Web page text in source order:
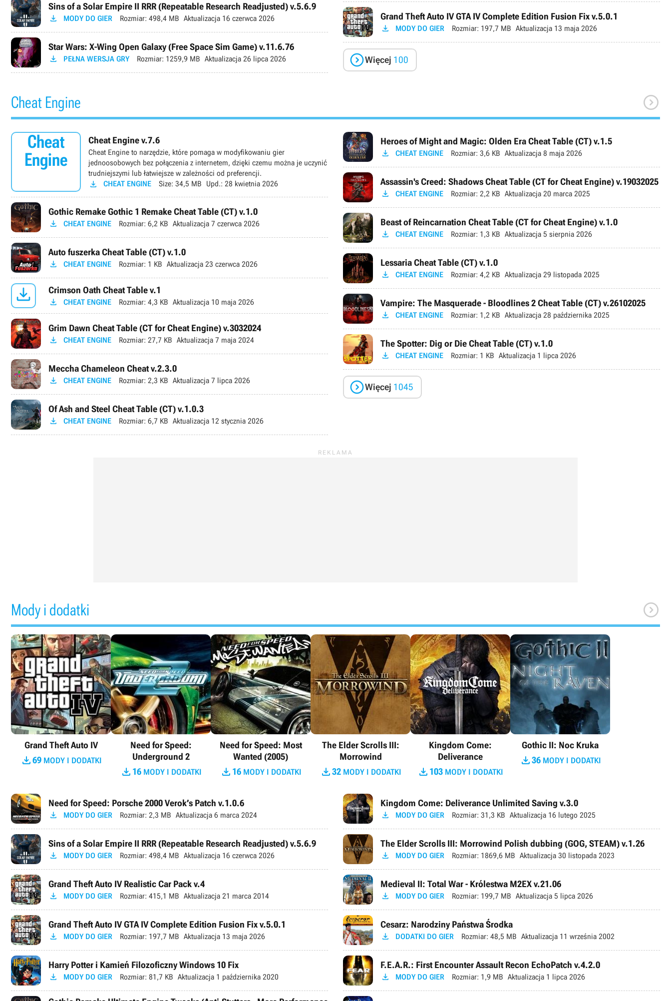
Sins of a Solar Empire II RRR (Repeatable Research Readjusted) v.5.6.9
 MODY DO GIER Rozmiar: 498,4 MB Aktualizacja 16 czerwca 2026
Star Wars: X-Wing Open Galaxy (Free Space Sim Game) v.11.6.76
 PEŁNA WERSJA GRY Rozmiar: 1259,9 MB Aktualizacja 26 lipca 2026
Grand Theft Auto IV GTA IV Complete Edition Fusion Fix v.5.0.1
 MODY DO GIER Rozmiar: 197,7 MB Aktualizacja 13 maja 2026
Więcej 100
Cheat Engine 
Cheat
Engine
Cheat Engine v.7.6
Cheat Engine to narzędzie, które pomaga w modyfikowaniu gier
jednoosobowych bez połączenia z internetem, dzięki czemu można je uczynić
trudniejszymi lub łatwiejsze w zależności od preferencji.
 CHEAT ENGINE Size: 34,5 MB Upd.: 28 kwietnia 2026
Gothic Remake Gothic 1 Remake Cheat Table (CT) v.1.0
 CHEAT ENGINE Rozmiar: 6,2 KB Aktualizacja 7 czerwca 2026
Auto fuszerka Cheat Table (CT) v.1.0
 CHEAT ENGINE Rozmiar: 1 KB Aktualizacja 23 czerwca 2026
 Crimson Oath Cheat Table v.1
 CHEAT ENGINE Rozmiar: 4,3 KB Aktualizacja 10 maja 2026
Grim Dawn Cheat Table (CT for Cheat Engine) v.3032024
 CHEAT ENGINE Rozmiar: 27,7 KB Aktualizacja 7 maja 2024
Meccha Chameleon Cheat v.2.3.0
 CHEAT ENGINE Rozmiar: 2,3 KB Aktualizacja 7 lipca 2026
Of Ash and Steel Cheat Table (CT) v.1.0.3
 CHEAT ENGINE Rozmiar: 6,7 KB Aktualizacja 12 stycznia 2026
Heroes of Might and Magic: Olden Era Cheat Table (CT) v.1.5
 CHEAT ENGINE Rozmiar: 3,6 KB Aktualizacja 8 maja 2026
Assassin's Creed: Shadows Cheat Table (CT for Cheat Engine) v.19032025
 CHEAT ENGINE Rozmiar: 2,2 KB Aktualizacja 20 marca 2025
Beast of Reincarnation Cheat Table (CT for Cheat Engine) v.1.0
 CHEAT ENGINE Rozmiar: 1,3 KB Aktualizacja 5 sierpnia 2026
Lessaria Cheat Table (CT) v.1.0
 CHEAT ENGINE Rozmiar: 4,2 KB Aktualizacja 29 listopada 2025
Vampire: The Masquerade - Bloodlines 2 Cheat Table (CT) v.26102025
 CHEAT ENGINE Rozmiar: 1,2 KB Aktualizacja 28 października 2025
The Spotter: Dig or Die Cheat Table (CT) v.1.0
 CHEAT ENGINE Rozmiar: 1 KB Aktualizacja 1 lipca 2026
Więcej 1045
Mody i dodatki 
Grand Theft Auto IV
69MODY I DODATKI
Need for Speed:
Underground 2
 16MODY I DODATKI
Need for Speed: Most
Wanted (2005)
 16MODY I DODATKI
The Elder Scrolls III:
Morrowind
32MODY I DODATKI
Kingdom Come:
Deliverance
 103 MODY I DODATKI
Gothic II: Noc Kruka
36MODY I DODATKI
Need for Speed: Porsche 2000 Verok’s Patch v.1.0.6
 MODY DO GIER Rozmiar: 2,3 MB Aktualizacja 6 marca 2024
Sins of a Solar Empire II RRR (Repeatable Research Readjusted) v.5.6.9
 MODY DO GIER Rozmiar: 498,4 MB Aktualizacja 16 czerwca 2026
Grand Theft Auto IV Realistic Car Pack v.4
 MODY DO GIER Rozmiar: 415,1 MB Aktualizacja 21 marca 2014
Grand Theft Auto IV GTA IV Complete Edition Fusion Fix v.5.0.1
 MODY DO GIER Rozmiar: 197,7 MB Aktualizacja 13 maja 2026
Harry Potter i Kamień Filozoficzny Windows 10 Fix
 MODY DO GIER Rozmiar: 81,7 KB Aktualizacja 1 października 2020
Kingdom Come: Deliverance Unlimited Saving v.3.0
 MODY DO GIER Rozmiar: 31,3 KB Aktualizacja 16 lutego 2025
The Elder Scrolls III: Morrowind Polish dubbing (GOG, STEAM) v.1.26
 MODY DO GIER Rozmiar: 1869,6 MB Aktualizacja 30 listopada 2023
Medieval II: Total War - Królestwa M2EX v.21.06
 MODY DO GIER Rozmiar: 199,7 MB Aktualizacja 5 lipca 2026
Cesarz: Narodziny Państwa Środka
 DODATKI DO GIER Rozmiar: 48,5 MB Aktualizacja 11 września 2002
F.E.A.R.: First Encounter Assault Recon EchoPatch v.4.2.0
 MODY DO GIER Rozmiar: 1,9 MB Aktualizacja 1 lipca 2026